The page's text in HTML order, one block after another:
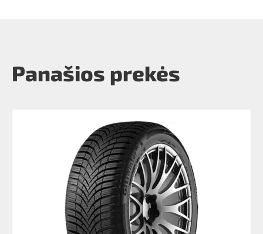
Panašios prekės